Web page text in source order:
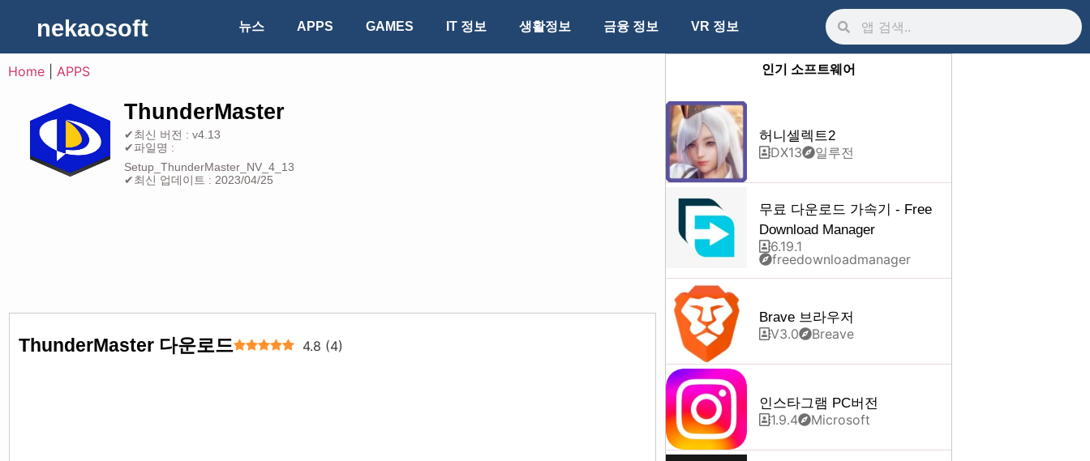
nekaosoft 뉴스 APPS GAMES IT 정보 생활정보 금융 정보 VR 정보
Home APPS
ThunderMaster
✔최신 버전 : v4.13
✔파일명 :
Setup_ThunderMaster_NV_4_13
✔최신 업데이트 : 2023/04/25
ThunderMaster 다운로드 4.8 (4)
인기 소프트웨어
허니셀렉트2
DX13 일루전
무료 다운로드 가속기 - Free
Download Manager
6.19.1
freedownloadmanager
Brave 브라우저
V3.0 Breave
인스타그램 PC버전
1.9.4 Microsoft